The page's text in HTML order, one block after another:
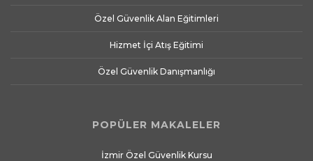
Özel Güvenlik Alan Eğitimleri
Hizmet İçi Atış Eğitimi
Özel Güvenlik Danışmanlığı
POPÜLER MAKALELER
İzmir Özel Güvenlik Kursu